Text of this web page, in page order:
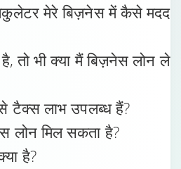
मेरे बिज़नेस में कैसे मदद
तो भी क्या मैं बिज़नेस लोन ले
टैक्स लाभ उपलब्ध हैं?
लोन मिल सकता है?
है?